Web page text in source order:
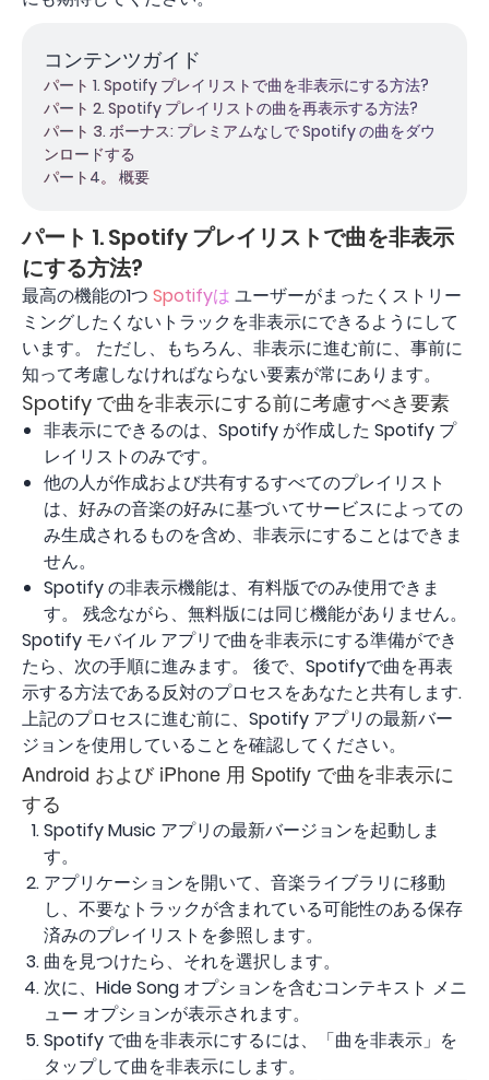
コンテンツガイド
パート 1. Spotify プレイリストで曲を非表示にする方法?
パート 2. Spotify プレイリストの曲を再表示する方法?
パート 3. ボーナス: プレミアムなしで Spotify の曲をダウ
ンロードする
パート4。 概要
パート 1. Spotify プレイリストで曲を非表示
にする方法?
最高の機能の1つ Spotifyは ユーザーがまったくストリー
ミングしたくないトラックを非表示にできるようにして
います。 ただし、もちろん、非表示に進む前に、事前に
知って考慮しなければならない要素が常にあります。
Spotify で曲を非表示にする前に考慮すべき要素
非表示にできるのは、Spotify が作成した Spotify プ
レイリストのみです。
他の人が作成および共有するすべてのプレイリスト
は、好みの音楽の好みに基づいてサービスによっての
み生成されるものを含め、非表示にすることはできま
せん。
Spotify の非表示機能は、有料版でのみ使用できま
す。 残念ながら、無料版には同じ機能がありません。
Spotify モバイル アプリで曲を非表示にする準備ができ
たら、次の手順に進みます。 後で、Spotifyで曲を再表
示する方法である反対のプロセスをあなたと共有します.
上記のプロセスに進む前に、Spotify アプリの最新バー
ジョンを使用していることを確認してください。
Android および iPhone 用 Spotify で曲を非表示に
する
Spotify Music アプリの最新バージョンを起動しま
す。
アプリケーションを開いて、音楽ライブラリに移動
し、不要なトラックが含まれている可能性のある保存
済みのプレイリストを参照します。
曲を見つけたら、それを選択します。
次に、Hide Song オプションを含むコンテキスト メニ
ュー オプションが表示されます。
Spotify で曲を非表示にするには、「曲を非表示」を
タップして曲を非表示にします。